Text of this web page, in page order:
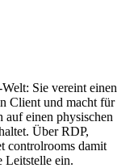
Sie vereint einen
Client und macht für
auf einen physischen
Über RDP,
controlrooms damit
Leitstelle ein.